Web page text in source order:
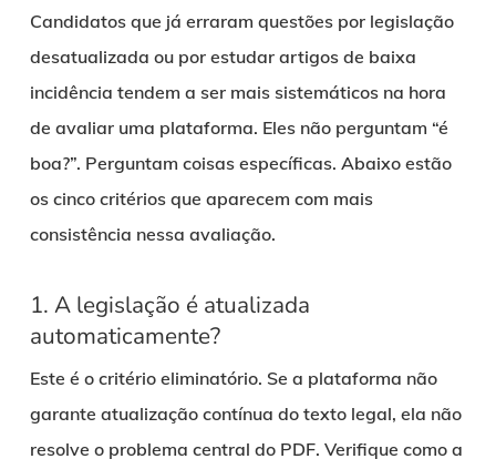
Candidatos que já erraram questões por legislação
desatualizada ou por estudar artigos de baixa
incidência tendem a ser mais sistemáticos na hora
de avaliar uma plataforma. Eles não perguntam “é
boa?”. Perguntam coisas específicas. Abaixo estão
os cinco critérios que aparecem com mais
consistência nessa avaliação.
1. A legislação é atualizada
automaticamente?
Este é o critério eliminatório. Se a plataforma não
garante atualização contínua do texto legal, ela não
resolve o problema central do PDF. Verifique como a